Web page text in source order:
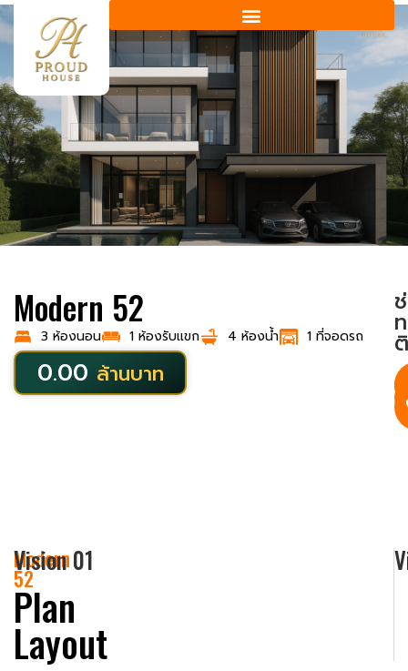
Modern 52
3 ห้องนอน 1 ห้องรับแขก 4 ห้องน้ำ 1 ที่จอดรถ
0.00 ล้านบาท
Modern
52
Plan
Layout
Vision 01